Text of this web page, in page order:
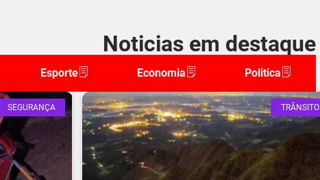
Noticias em destaque
Esporte Economia Politica
SEGURANÇA TRÂNSITO